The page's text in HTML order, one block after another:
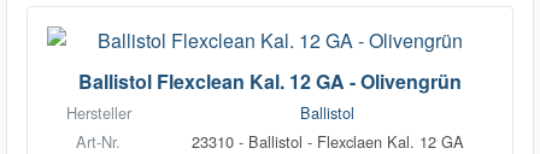
Ballistol Flexclean Kal. 12 GA - Olivengrün
Hersteller
Ballistol
Art-Nr.
23310 - Ballistol - Flexclaen Kal. 12 GA